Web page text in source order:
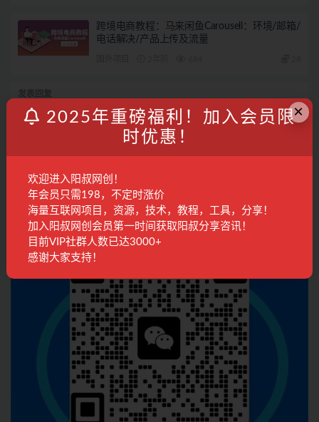
跨境电商教程：马来闲鱼Carousell：环境/邮箱/
电话解决/产品上传及流量
登录... 后才能评论
联系客服
×
2025年重磅福利！加入会员限
时优惠！
欢迎进入阳叔网创！
年会员只需198，不定时涨价
海量互联网项目，资源，技术，教程，工具，分享！
加入阳叔网创会员第一时间获取阳叔分享咨讯！
目前VIP社群人数已达3000+
感谢大家支持！